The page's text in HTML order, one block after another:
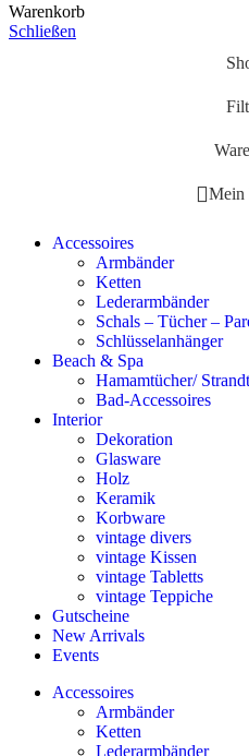
Warenkorb
Schließen
Mein
Accessoires
Armbänder
Ketten
Lederarmbänder
Schals – Tücher –
Schlüsselanhänger
Beach & Spa
Hamamtücher/
Bad-Accessoires
Interior
Dekoration
Glasware
Holz
Keramik
Korbware
vintage divers
vintage Kissen
vintage Tabletts
vintage Teppiche
Gutscheine
New Arrivals
Events
Accessoires
Armbänder
Ketten
Lederarmbänder